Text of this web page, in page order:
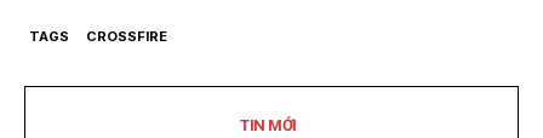
TAGS CROSSFIRE
TIN MỚI